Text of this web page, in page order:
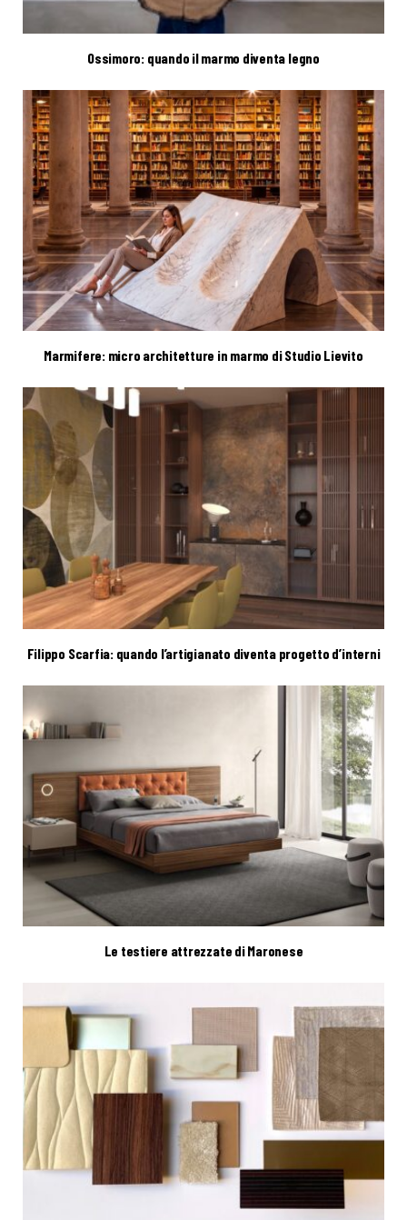
Ossimoro: quando il marmo diventa legno
Marmifere: micro architetture in marmo di Studio Lievito
Filippo Scarfia: quando l’artigianato diventa progetto d’interni
Le testiere attrezzate di Maronese